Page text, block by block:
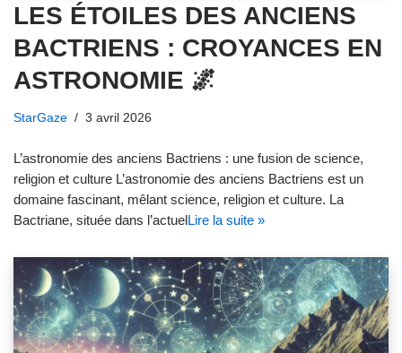
LES ÉTOILES DES ANCIENS
BACTRIENS : CROYANCES EN
ASTRONOMIE 🌌
StarGaze 3 avril 2026
L’astronomie des anciens Bactriens : une fusion de science,
religion et culture L’astronomie des anciens Bactriens est un
domaine fascinant, mêlant science, religion et culture. La
Bactriane, située dans l’actuelLire la suite »